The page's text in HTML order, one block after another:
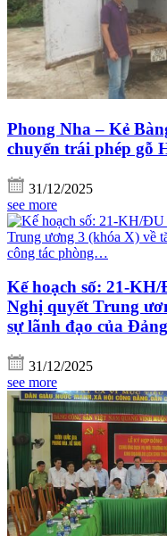
Phong Nha – Kẻ
chuyển trái phép gỗ
31/12/2025
see more
Kế hoạch số: 21-
Nghị quyết Trung
sự lãnh đạo của
31/12/2025
see more